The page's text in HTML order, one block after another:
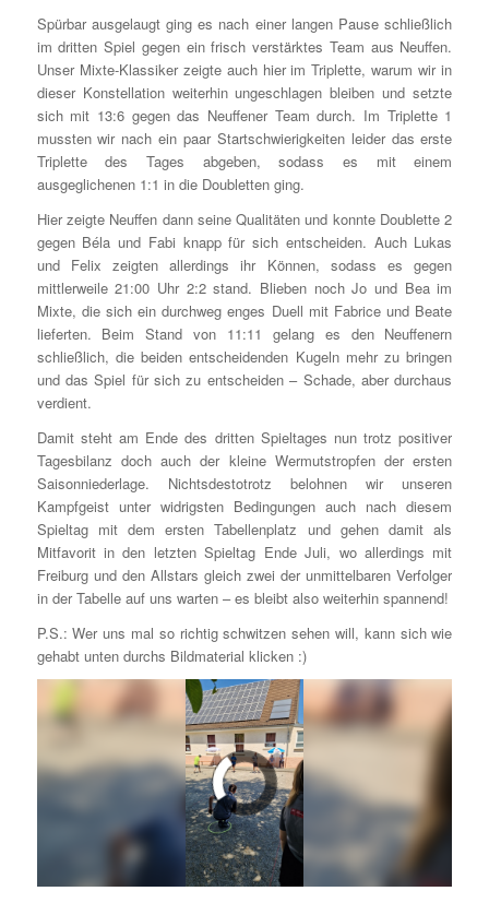
Spürbar ausgelaugt ging es nach einer langen Pause schließlich
im dritten Spiel gegen ein frisch verstärktes Team aus Neuffen.
Unser Mixte-Klassiker zeigte auch hier im Triplette, warum wir in
dieser Konstellation weiterhin ungeschlagen bleiben und setzte
sich mit 13:6 gegen das Neuffener Team durch. Im Triplette 1
mussten wir nach ein paar Startschwierigkeiten leider das erste
Triplette des Tages abgeben, sodass es mit einem
ausgeglichenen 1:1 in die Doubletten ging.
Hier zeigte Neuffen dann seine Qualitäten und konnte Doublette 2
gegen Béla und Fabi knapp für sich entscheiden. Auch Lukas
und Felix zeigten allerdings ihr Können, sodass es gegen
mittlerweile 21:00 Uhr 2:2 stand. Blieben noch Jo und Bea im
Mixte, die sich ein durchweg enges Duell mit Fabrice und Beate
lieferten. Beim Stand von 11:11 gelang es den Neuffenern
schließlich, die beiden entscheidenden Kugeln mehr zu bringen
und das Spiel für sich zu entscheiden – Schade, aber durchaus
verdient.
Damit steht am Ende des dritten Spieltages nun trotz positiver
Tagesbilanz doch auch der kleine Wermutstropfen der ersten
Saisonniederlage. Nichtsdestotrotz belohnen wir unseren
Kampfgeist unter widrigsten Bedingungen auch nach diesem
Spieltag mit dem ersten Tabellenplatz und gehen damit als
Mitfavorit in den letzten Spieltag Ende Juli, wo allerdings mit
Freiburg und den Allstars gleich zwei der unmittelbaren Verfolger
in der Tabelle auf uns warten – es bleibt also weiterhin spannend!
P.S.: Wer uns mal so richtig schwitzen sehen will, kann sich wie
gehabt unten durchs Bildmaterial klicken :)